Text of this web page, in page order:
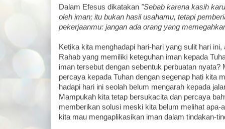
Dalam Efesus dikatakan "Sebab karena kasih
oleh iman; itu bukan hasil usahamu, tetapi
pekerjaanmu: jangan ada orang yang
Ketika kita menghadapi hari-hari yang sulit hari
Rahab yang memiliki keteguhan iman kepada
iman tersebut dengan sebentuk perbuatan nyata?
percaya kepada Tuhan dengan segenap hati kita
hadapi hari ini seolah belum mengarah kepada
Mampukah kita tetap bersukacita dan percaya
memberikan solusi meski kita belum melihat apa-
kita mau mengaplikasikan iman dalam tindakan-